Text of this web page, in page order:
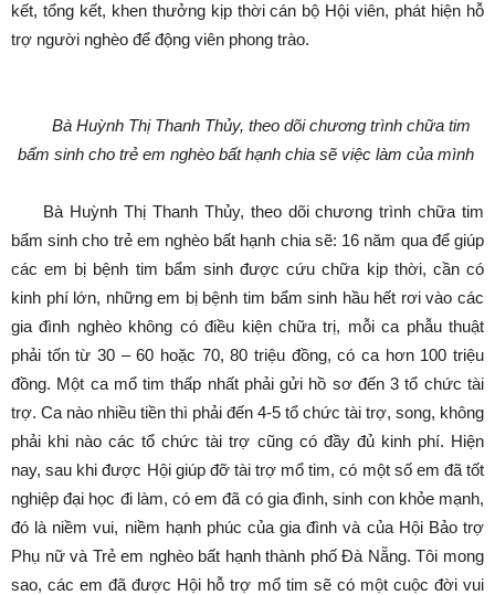
kết, tổng kết, khen thưởng kịp thời cán bộ Hội viên, phát hiện hỗ
trợ người nghèo để động viên phong trào.
Bà Huỳnh Thị Thanh Thủy, theo dõi chương trình chữa tim
bẩm sinh cho trẻ em nghèo bất hạnh chia sẽ việc làm của mình
Bà Huỳnh Thị Thanh Thủy, theo dõi chương trình chữa tim
bẩm sinh cho trẻ em nghèo bất hạnh chia sẽ: 16 năm qua để giúp
các em bị bệnh tim bẩm sinh được cứu chữa kịp thời, cần có
kinh phí lớn, những em bị bệnh tim bẩm sinh hầu hết rơi vào các
gia đình nghèo không có điều kiện chữa trị, mỗi ca phẫu thuật
phải tốn từ 30 – 60 hoặc 70, 80 triệu đồng, có ca hơn 100 triệu
đồng. Một ca mổ tim thấp nhất phải gửi hồ sơ đến 3 tổ chức tài
trợ. Ca nào nhiều tiền thì phải đến 4-5 tổ chức tài trợ, song, không
phải khi nào các tổ chức tài trợ cũng có đầy đủ kinh phí. Hiện
nay, sau khi được Hội giúp đỡ tài trợ mổ tim, có một số em đã tốt
nghiệp đại học đi làm, có em đã có gia đình, sinh con khỏe mạnh,
đó là niềm vui, niềm hạnh phúc của gia đình và của Hội Bảo trợ
Phụ nữ và Trẻ em nghèo bất hạnh thành phố Đà Nẵng. Tôi mong
sao, các em đã được Hội hỗ trợ mổ tim sẽ có một cuộc đời vui